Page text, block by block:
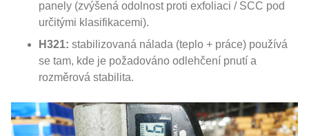
panely (zvýšená odolnost proti exfoliaci / SCC pod
určitými klasifikacemi).
H321: stabilizovaná nálada (teplo + práce) používá
se tam, kde je požadováno odlehčení pnutí a
rozměrová stabilita.